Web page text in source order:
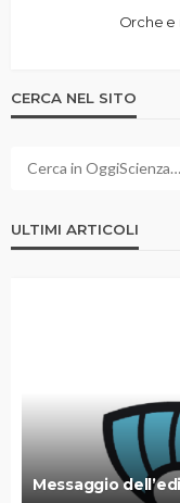
Orche e
CERCA NEL SITO
ULTIMI ARTICOLI
Messaggio